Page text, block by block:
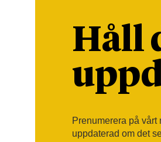
Håll
Prenumerera på
uppdaterad om det